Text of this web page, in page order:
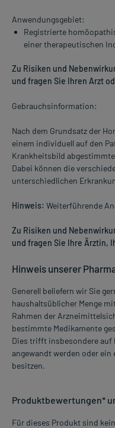
Anwendungsgebiet:
Registrierte
einer therapeutischen
Zu Risiken und
und fragen Sie Ihren Arzt
Gebrauchsinformation:
Nach dem Grundsatz der
einem individuell auf den
Krankheitsbild
Dabei können die
unterschiedlichen
Hinweis: Weiterführende
Zu Risiken und
und fragen Sie Ihre Ärztin,
Hinweis unserer
Generell beliefern wir Sie
haushaltsüblicher Menge
Rahmen der
bestimmte Medikamente
Dies trifft insbesondere
angewandt werden oder
besitzen.
Produktbewertungen*
Für dieses Produkt sind